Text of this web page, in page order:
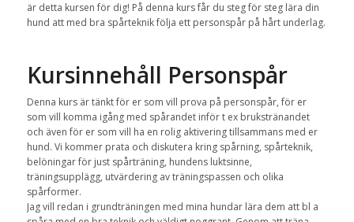
är detta kursen för dig! På denna kurs får du steg för steg lära din
hund att med bra spårteknik följa ett personspår på hårt underlag.
Kursinnehåll Personspår
Denna kurs är tänkt för er som vill prova på personspår, för er
som vill komma igång med spårandet inför t ex brukstränandet
och även för er som vill ha en rolig aktivering tillsammans med er
hund. Vi kommer prata och diskutera kring spårning, spårteknik,
belöningar för just spårträning, hundens luktsinne,
träningsupplägg, utvärdering av träningspassen och olika
spårformer.
Jag vill redan i grundträningen med mina hundar lära dem att bl a